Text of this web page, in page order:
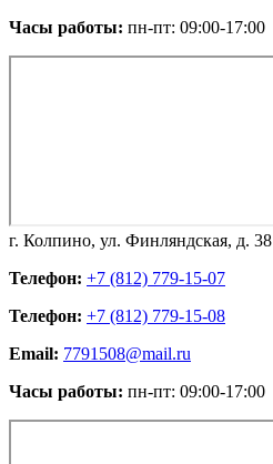
Часы работы: пн-пт: 09:00-17:00
г. Колпино, ул. Финляндская, д. 38
Телефон: +7 (812) 779-15-07
Телефон: +7 (812) 779-15-08
Email: 7791508@mail.ru
Часы работы: пн-пт: 09:00-17:00